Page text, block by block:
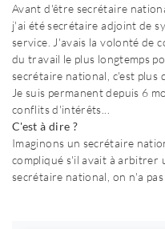
Avant d'être secrétaire
j'ai été secrétaire adjoint de
service. J'avais la volonté de
du travail le plus longtemps
secrétaire national, c'est plus
Je suis permanent depuis 6
conflits d'intérêts...
C'est à dire ?
Imaginons un secrétaire
compliqué s'il avait à arbitrer
secrétaire national, on n'a